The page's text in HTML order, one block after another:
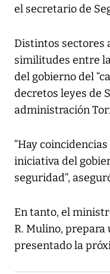
el secretario de
Distintos sectores
similitudes entre
del gobierno del
decretos leyes de
administración
“Hay
iniciativa del
seguridad”,
En tanto, el
R. Mulino, prepara
presentado la